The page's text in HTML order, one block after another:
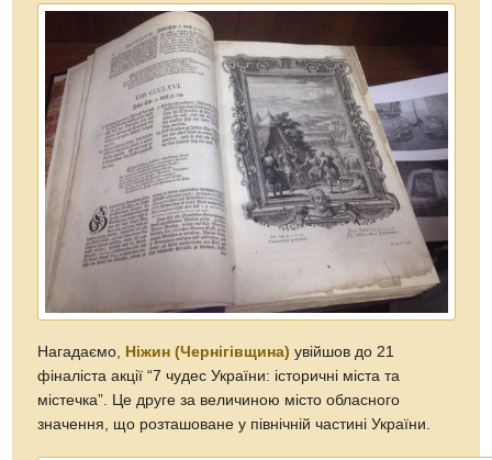
Нагадаємо, Ніжин (Чернігівщина) увійшов до 21
фіналіста акції “7 чудес України: історичні міста та
містечка”. Це друге за величиною місто обласного
значення, що розташоване у північній частині України.